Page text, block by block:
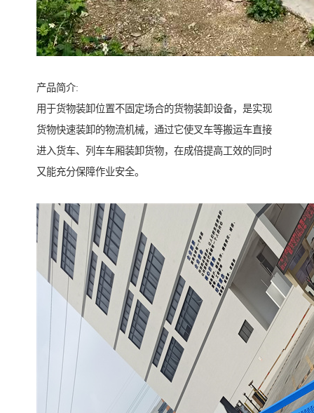
产品简介:
用于货物装卸位置不固定场合的货物装卸设备，是实现
货物快速装卸的物流机械，通过它使叉车等搬运车直接
进入货车、列车车厢装卸货物，在成倍提高工效的同时
又能充分保障作业安全。